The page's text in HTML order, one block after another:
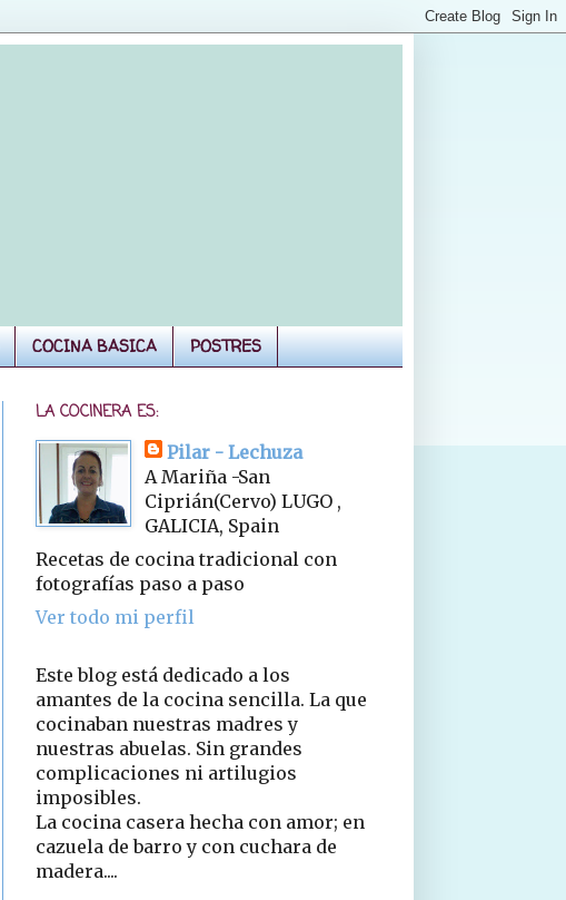
COCINA BASICA POSTRES
LA COCINERA ES:
Pilar - Lechuza
A Mariña -San
Ciprián(Cervo) LUGO ,
GALICIA, Spain
Recetas de cocina tradicional con
fotografías paso a paso
Ver todo mi perfil
Este blog está dedicado a los
amantes de la cocina sencilla. La que
cocinaban nuestras madres y
nuestras abuelas. Sin grandes
complicaciones ni artilugios
imposibles.
La cocina casera hecha con amor; en
cazuela de barro y con cuchara de
madera....